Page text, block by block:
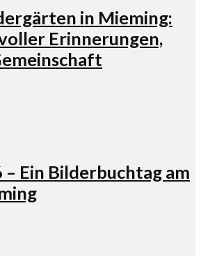
in Mieming:
Erinnerungen,
Ein Bilderbuchtag am